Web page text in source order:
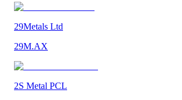
29Metals Ltd
29M.AX
2S Metal PCL